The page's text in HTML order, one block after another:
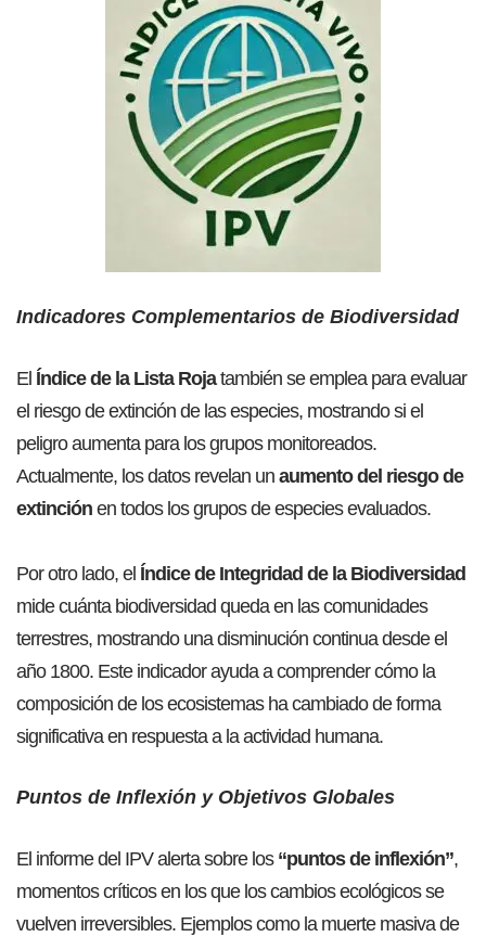
Indicadores Complementarios de Biodiversidad
El Índice de la Lista Rojatambién se emplea para evaluar
el riesgo de extinción de las especies, mostrando si el
peligro aumenta para los grupos monitoreados.
Actualmente, los datos revelan un aumento del riesgo de
extinción en todos los grupos de especies evaluados.
Por otro lado, el Índice de Integridad de la Biodiversidad
mide cuánta biodiversidad queda en las comunidades
terrestres, mostrando una disminución continua desde el
año 1800. Este indicador ayuda a comprender cómo la
composición de los ecosistemas ha cambiado de forma
significativa en respuesta a la actividad humana.
Puntos de Inflexión y Objetivos Globales
El informe del IPV alerta sobre los “puntos de inflexión”,
momentos críticos en los que los cambios ecológicos se
vuelven irreversibles. Ejemplos como la muerte masiva de